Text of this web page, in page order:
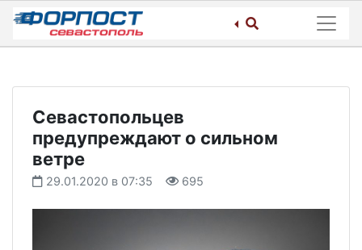
Skip
content
Севастопольцев
предупреждают о сильном
ветре
29.01.2020 в 07:35 695